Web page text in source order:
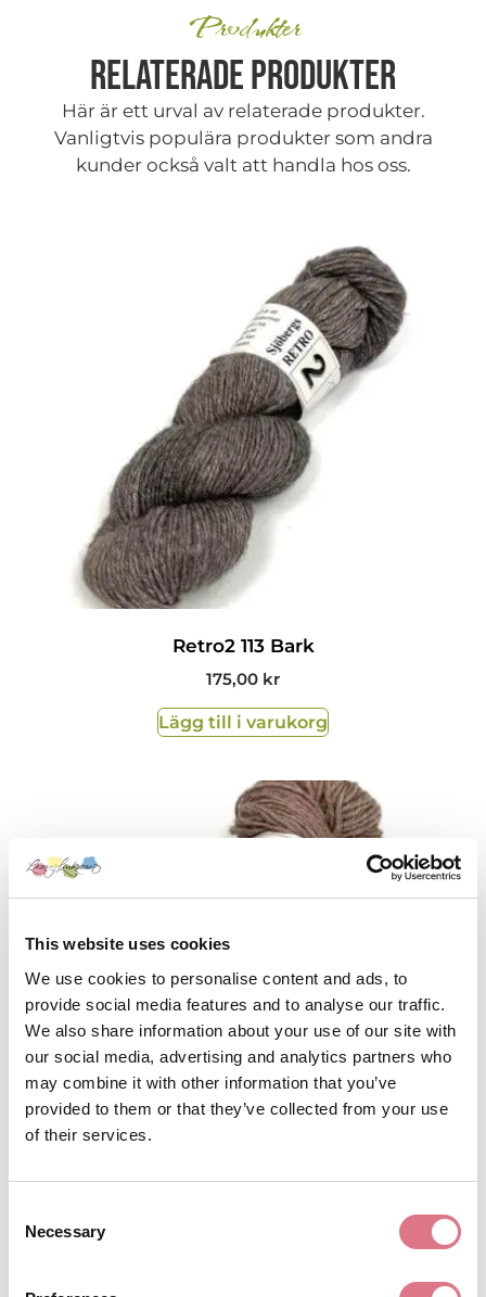
This website uses cookies
We use cookies to personalise content and ads, to
provide social media features and to analyse our traffic.
We also share information about your use of our site with
our social media, advertising and analytics partners who
may combine it with other information that you’ve
provided to them or that they’ve collected from your use
of their services.
Selection
Necessary
Produkter
Relaterade produkter
Här är ett urval av relaterade produkter.
Vanligtvis populära produkter som andra
kunder också valt att handla hos oss.
Retro2 113 Bark
175,00 kr
Lägg till i varukorg
Retro2 92 Kanel